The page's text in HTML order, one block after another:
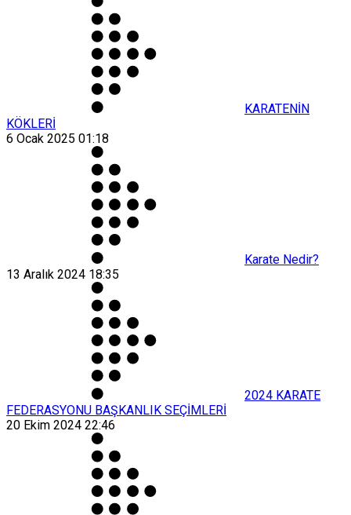
KARATENİN
KÖKLERİ
6 Ocak 2025 01:18
Karate Nedir?
13 Aralık 2024 18:35
2024 KARATE
FEDERASYONU BAŞKANLIK SEÇİMLERİ
20 Ekim 2024 22:46